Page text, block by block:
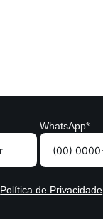
WhatsApp*
Política de Privacidade